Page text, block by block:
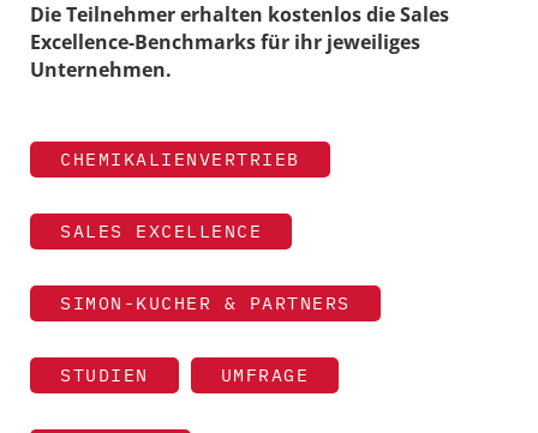
Die Teilnehmer erhalten kostenlos die Sales
Excellence-Benchmarks für ihr jeweiliges
Unternehmen.
CHEMIKALIENVERTRIEB
SALES EXCELLENCE
SIMON-KUCHER & PARTNERS
STUDIEN UMFRAGE